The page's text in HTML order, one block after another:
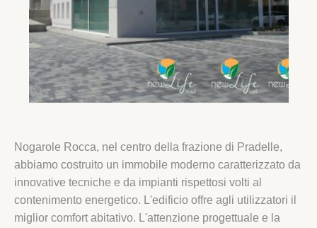
Nogarole Rocca, nel centro della frazione di Pradelle,
abbiamo costruito un immobile moderno caratterizzato da
innovative tecniche e da impianti rispettosi volti al
contenimento energetico. L'edificio offre agli utilizzatori il
miglior comfort abitativo. L'attenzione progettuale e la